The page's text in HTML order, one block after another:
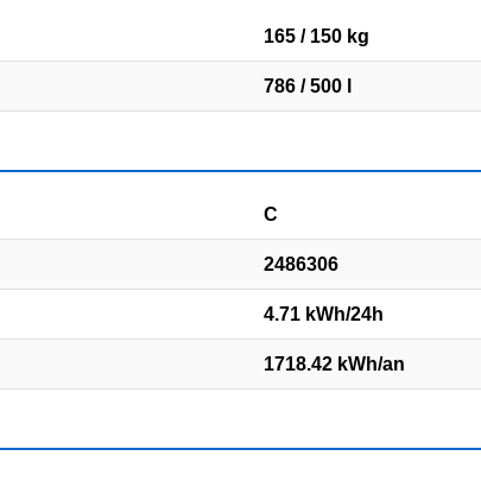
165 / 150 kg
786 / 500 l
C
2486306
4.71 kWh/24h
1718.42 kWh/an